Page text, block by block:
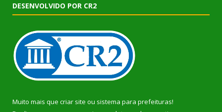
DESENVOLVIDO POR CR2
Muito mais que criar site ou sistema para prefeituras!